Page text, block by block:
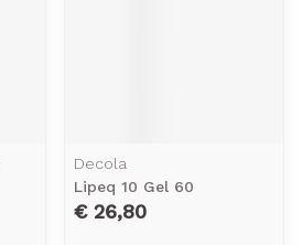
Decola
Lipeq 10 Gel 60
€ 26,80